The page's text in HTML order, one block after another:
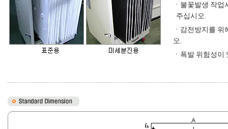
ㆍ불꽃발생 작
주십시오.
ㆍ감전방지를
오.
ㆍ폭발 위험성